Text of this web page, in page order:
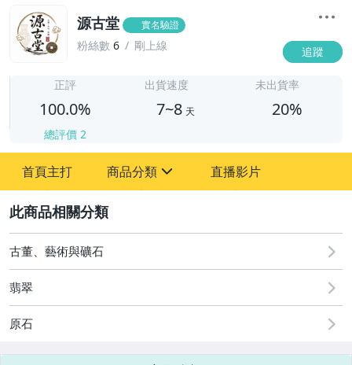
源古堂 實名驗證
粉絲數 6 剛上線 追蹤
正評
100.0%
總評價 2
出貨速度
7~8 天
未出貨率
20%
首頁主打 商品分類
古董、藝術與礦石
手錶與飾品配件
直播影片
古董、藝術與礦石
翡翠
原石